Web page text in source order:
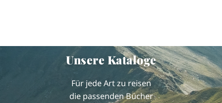
Unsere Kataloge
Für jede Art zu reisen
die passenden Bücher